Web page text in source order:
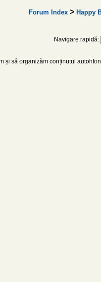
Forum Index> Happy
Navigare rapidă:
și să organizăm conținutul